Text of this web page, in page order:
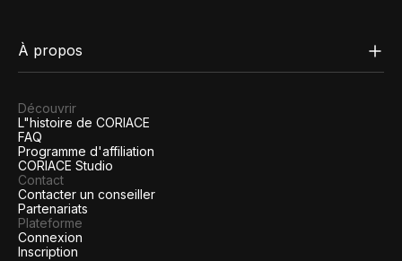
À propos
Découvrir
L"histoire de CORIACE
FAQ
Programme d'affiliation
CORIACE Studio
Contact
Contacter un conseiller
Partenariats
Plateforme
Connexion
Inscription